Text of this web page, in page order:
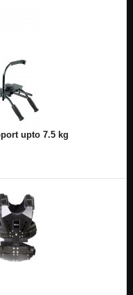
upto 7.5 kg